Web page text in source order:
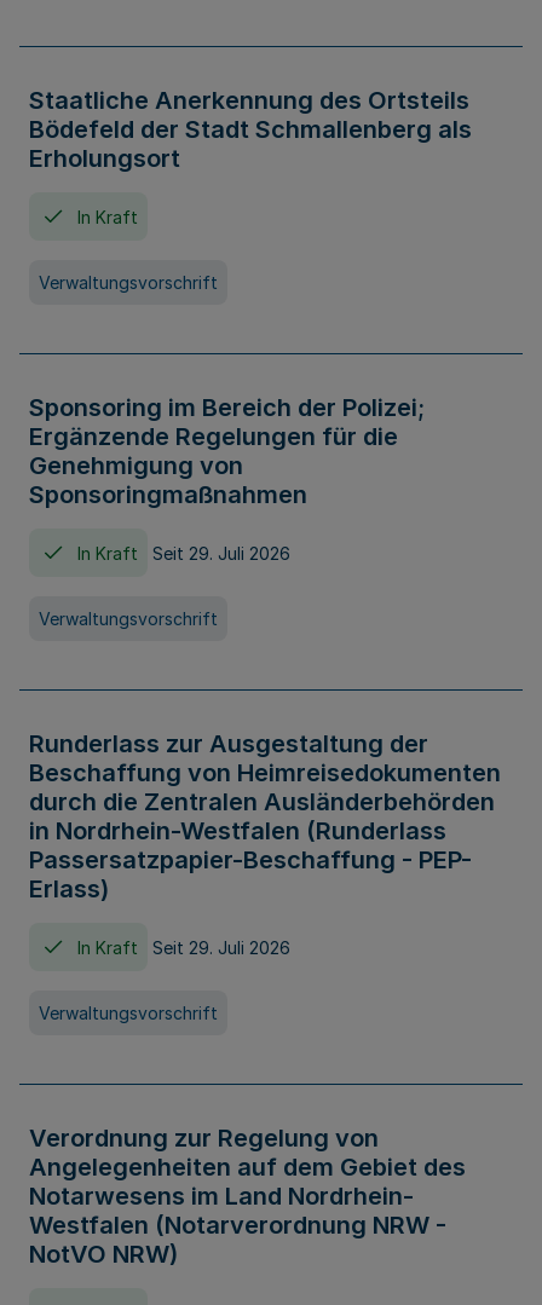
Staatliche Anerkennung des Ortsteils
Bödefeld der Stadt Schmallenberg als
Erholungsort
In Kraft
Verwaltungsvorschrift
Sponsoring im Bereich der Polizei;
Ergänzende Regelungen für die
Genehmigung von
Sponsoringmaßnahmen
In Kraft Seit 29. Juli 2026
Verwaltungsvorschrift
Runderlass zur Ausgestaltung der
Beschaffung von Heimreisedokumenten
durch die Zentralen Ausländerbehörden
in Nordrhein-Westfalen (Runderlass
Passersatzpapier-Beschaffung - PEP-
Erlass)
In Kraft Seit 29. Juli 2026
Verwaltungsvorschrift
Verordnung zur Regelung von
Angelegenheiten auf dem Gebiet des
Notarwesens im Land Nordrhein-
Westfalen (Notarverordnung NRW -
NotVO NRW)